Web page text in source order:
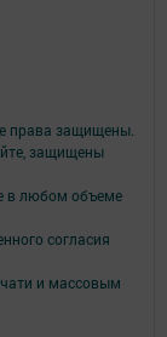
права защищены.
защищены
в любом объеме
согласия
и массовым